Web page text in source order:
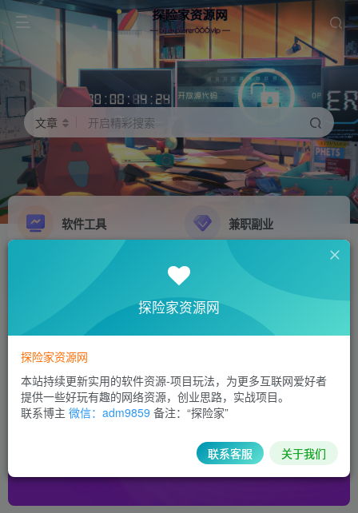
文章 开启精彩搜索
软件工具 兼职副业
精品源码
探险家资源网
探险家资源网
本站持续更新实用的软件资源-项目玩法，为更多互联网爱好者
提供一些好玩有趣的网络资源，创业思路，实战项目。
联系博主 微信：adm9859 备注：“探险家”
联系客服 关于我们